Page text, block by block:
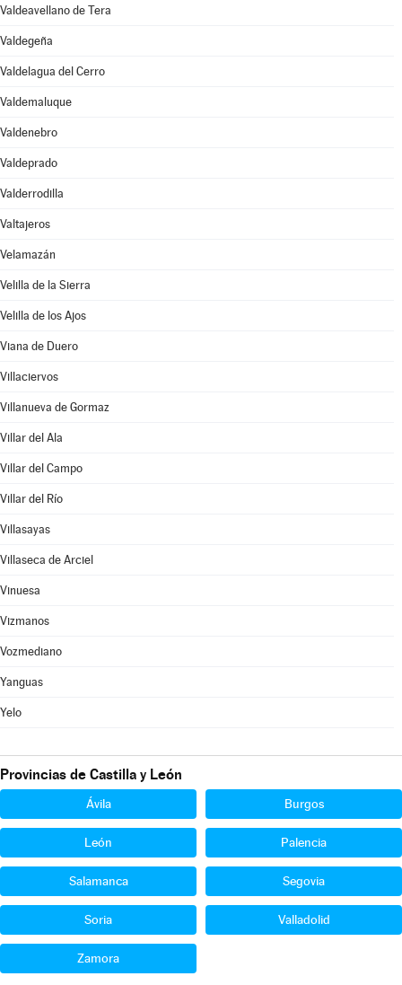
Valdeavellano de Tera
Valdegeña
Valdelagua del Cerro
Valdemaluque
Valdenebro
Valdeprado
Valderrodilla
Valtajeros
Velamazán
Velilla de la Sierra
Velilla de los Ajos
Viana de Duero
Villaciervos
Villanueva de Gormaz
Villar del Ala
Villar del Campo
Villar del Río
Villasayas
Villaseca de Arciel
Vinuesa
Vizmanos
Vozmediano
Yanguas
Yelo
Provincias de Castilla y León
Ávila Burgos
León Palencia
Salamanca Segovia
Soria Valladolid
Zamora